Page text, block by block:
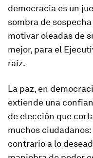
democracia es un
sombra de
motivar oleadas de
mejor, para el
raíz.
La paz, en
extiende una
de elección que
muchos
contrario a lo